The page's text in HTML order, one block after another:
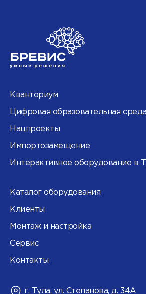
Кванториум
Цифровая образовательная среда
Нацпроекты
Импортозамещение
Интерактивное оборудование в
Каталог оборудования
Клиенты
Монтаж и настройка
Сервис
Контакты
г. Тула, ул. Степанова, д. 34А